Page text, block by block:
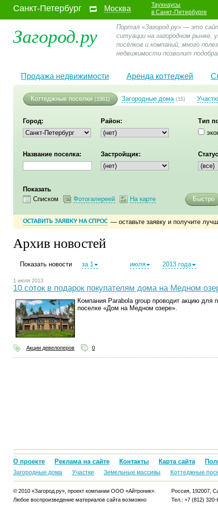
Санкт-Петербург Москва
Таухнаусы
в Санкт-Петербурге
Загород.ру
Портал «Загород.ру» — это
ситуации на загородном
посёлков и компаний, много
недвижимости позволит
Продажа недвижимости Аренда коттеджей
Коттеджные поселки (1961) Загородные дома (15)
Город: Район:
Тип
Название поселка: Застройщик:
Показать
Списком
Фотогалереей На карте Быстро
ОСТАВИТЬ ЗАЯВКУ НА СПРОС — оставьте заявку и получите
Архив новостей
Показать новости за 1 июля 2013 года
1 июля 2013
10 соток в подарок покупателям дома на Медном
Компания Parabola group проводит акцию для
поселке «Дом на Медном озере».
Акции девелоперов 0
О проекте Реклама на сайте Контакты Карта сайта
Загородные дома Участки Земельные массивы Коттеджные
© 2010 «Загород.ру», проект компании ООО «Айтроник».
Любое воспроизведение материалов сайта возможно
Россия, 192007,
Тел.: +7 (812) 320-